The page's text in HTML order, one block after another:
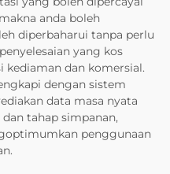
anda boleh
diperbaharui tanpa perlu
yang kos
kediaman dan komersial.
dengan sistem
data masa nyata
tahap simpanan,
penggunaan